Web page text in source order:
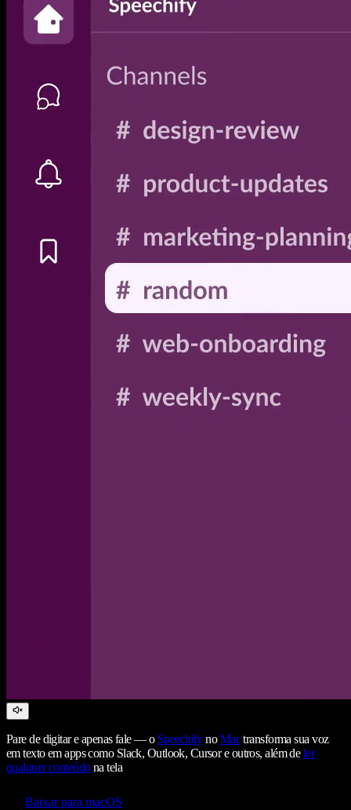
Pare de digitar e apenas fale — o SpeechifynoMactransforma sua voz
em texto em apps como Slack, Outlook, Cursor e outros, além deler
qualquer conteúdona tela
Baixar para macOS